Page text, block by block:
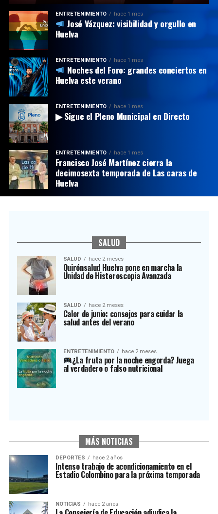
ENTRETENIMIENTO hace 1 mes
José Vázquez: visibilidad y orgullo en
Huelva
ENTRETENIMIENTO hace 1 mes
Noches del Foro: grandes conciertos en
Huelva este verano
ENTRETENIMIENTO hace 1 mes
▶ Sigue el Pleno Municipal en Directo
ENTRETENIMIENTO hace 1 mes
Francisco José Martínez cierra la
decimosexta temporada de Las caras de
Huelva
SALUD
SALUD hace 2 meses
Quirónsalud Huelva pone en marcha la
Unidad de Histeroscopia Avanzada
SALUD hace 2 meses
Calor de junio: consejos para cuidar la
salud antes del verano
ENTRETENIMIENTO hace 2 meses
¿La fruta por la noche engorda? Juega
al verdadero o falso nutricional
MÁS NOTICIAS
DEPORTES hace 2 años
Intenso trabajo de acondicionamiento en el
Estadio Colombino para la próxima temporada
NOTICIAS hace 2 años